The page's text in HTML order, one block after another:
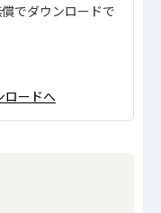
でダウンロードで
ロードへ